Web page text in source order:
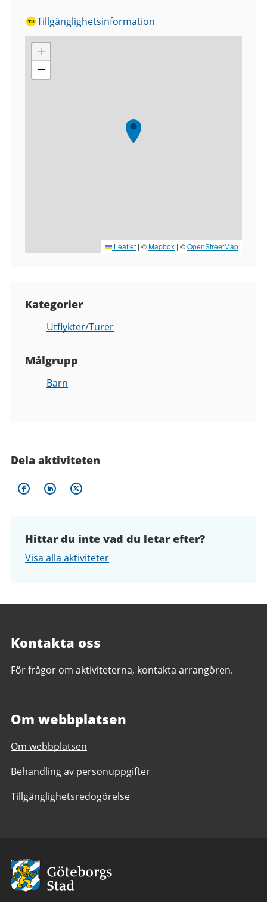
Tillgänglighetsinformation
+
−
Leaflet | ©Mapbox | ©OpenStreetMap
Kategorier
Utflykter/Turer
Målgrupp
Barn
Dela aktiviteten
Hittar du inte vad du letar efter?
Visa alla aktiviteter
Kontakta oss
För frågor om aktiviteterna, kontakta arrangören.
Om webbplatsen
Om webbplatsen
Behandling av personuppgifter
Tillgänglighetsredogörelse
Avsändare